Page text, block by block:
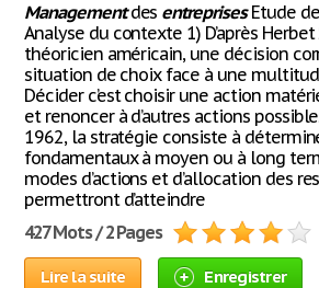
Managementdes entreprisesEtude de
Analyse du contexte 1) D’après
théoricien américain, une décision
situation de choix face à une
Décider c’est choisir une action
et renoncer à d’autres actions
1962, la stratégie consiste à
fondamentaux à moyen ou à long
modes d’actions et d’allocation des
permettront d’atteindre
427 Mots / 2 Pages
Lire la suite Enregistrer